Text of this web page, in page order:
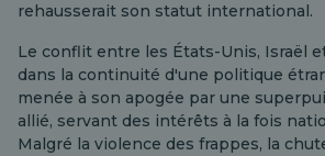
rehausserait son statut international.
Le conflit entre les États-Unis, Israël
dans la continuité d'une politique
menée à son apogée par une
allié, servant des intérêts à la fois
Malgré la violence des frappes, la